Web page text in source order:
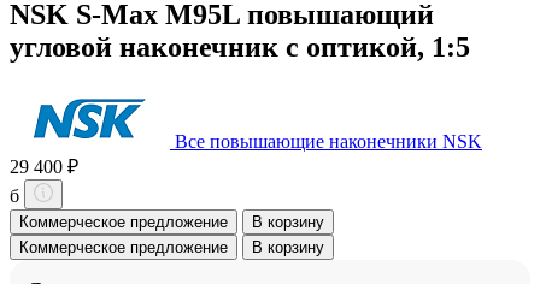
NSK S-Max M95L повышающий
угловой наконечник с оптикой, 1:5
Все повышающие наконечники NSK
29 400 ₽
б
Коммерческое предложение
В корзину
Коммерческое предложение
В корзину